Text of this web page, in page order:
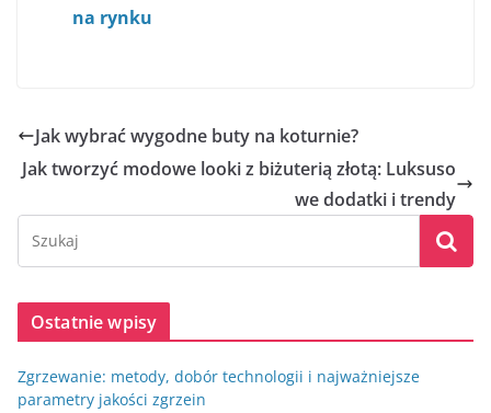
na rynku
Jak wybrać wygodne buty na koturnie?
Jak tworzyć modowe looki z biżuterią złotą: Luksuso
we dodatki i trendy
Ostatnie wpisy
Zgrzewanie: metody, dobór technologii i najważniejsze
parametry jakości zgrzein